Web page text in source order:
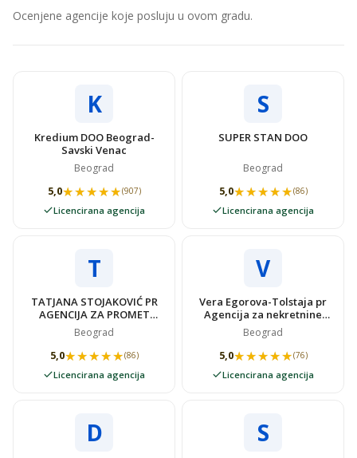
Ocenjene agencije koje posluju u ovom gradu.
K
Kredium DOO Beograd-
Savski Venac
Beograd
5,0★★★★★
★★★★★(907)
Licencirana agencija
S
SUPER STAN DOO
Beograd
5,0★★★★★
★★★★★(86)
Licencirana agencija
T
TATJANA STOJAKOVIĆ PR
AGENCIJA ZA PROMET
NEKRETNINAMA SUPER
STAN
Beograd
5,0★★★★★
★★★★★(86)
Licencirana agencija
V
Vera Egorova-Tolstaja pr
Agencija za nekretnine
VIDOVSTAN
Beograd
5,0★★★★★
★★★★★(76)
Licencirana agencija
D S